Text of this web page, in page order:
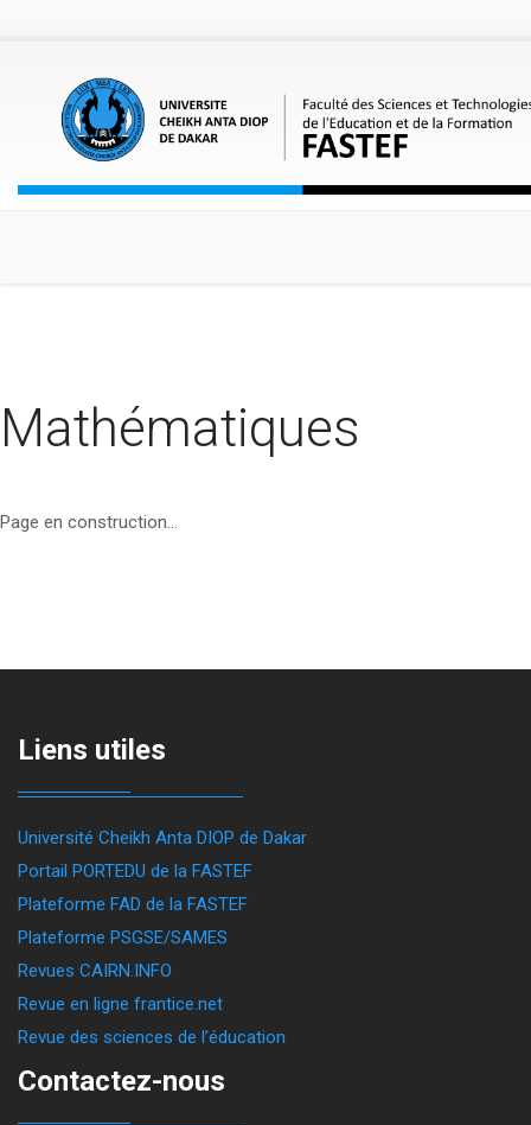
Mathématiques
Page en construction...
Liens utiles
Université Cheikh Anta DIOP de Dakar
Portail PORTEDU de la FASTEF
Plateforme FAD de la FASTEF
Plateforme PSGSE/SAMES
Revues CAIRN.INFO
Revue en ligne frantice.net
Revue des sciences de l’éducation
Contactez-nous